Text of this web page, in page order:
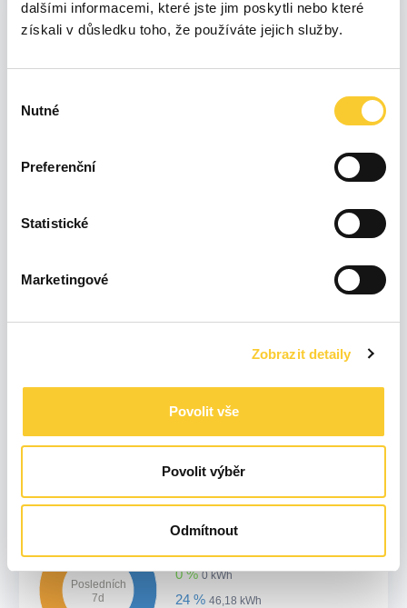
dalšími informacemi, které jste jim poskytli nebo které
získali v důsledku toho, že používáte jejich služby.
souhlasu
Nutné
Preferenční
Statistické
Marketingové
Zobrazit detaily
Povolit vše
Povolit výběr
Odmítnout
400
Led 26Úno 26Bře 26Dub 26Kvě 26Čvn 26Čvc 26Srp 26
24h
19 % 7,94 kWh
0 % 0 kWh
15 % 6,35 kWh
Posledních
7d
0 % 0 kWh
24 % 46,18 kWh